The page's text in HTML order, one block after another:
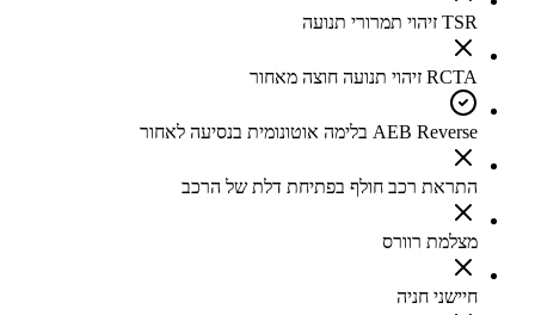
TSR זיהוי תמרורי תנועה
RCTA זיהוי תנועה חוצה מאחור
AEB Reverse בלימה אוטונומית בנסיעה לאחור
התראת רכב חולף בפתיחת דלת של הרכב
מצלמת רוורס
חיישני חניה